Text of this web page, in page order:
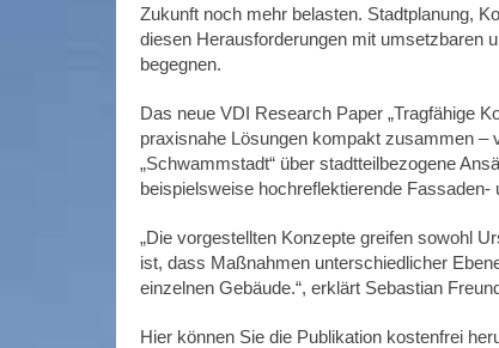
Zukunft noch mehr belasten. Stadtplanung,
diesen Herausforderungen mit umsetzbaren
begegnen.
Das neue VDI Research Paper „Tragfähige
praxisnahe Lösungen kompakt zusammen –
„Schwammstadt“ über stadtteilbezogene
beispielsweise hochreflektierende Fassaden-
„Die vorgestellten Konzepte greifen sowohl
ist, dass Maßnahmen unterschiedlicher
einzelnen Gebäude.“, erklärt Sebastian
Hier können Sie die Publikation kostenfrei